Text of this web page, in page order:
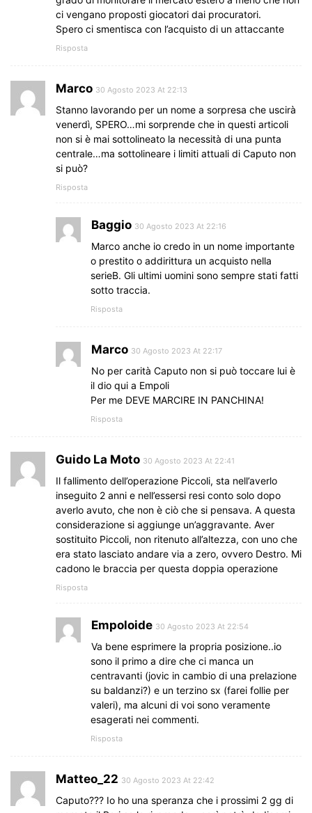
ci vengano proposti giocatori dai procuratori.
Spero ci smentisca con l’acquisto di un attaccante
Risposta
Marco 30 Agosto 2023 At 22:13
Stanno lavorando per un nome a sorpresa che uscirà
venerdì, SPERO…mi sorprende che in questi articoli
non si è mai sottolineato la necessità di una punta
centrale…ma sottolineare i limiti attuali di Caputo non
si può?
Risposta
Baggio 30 Agosto 2023 At 22:16
Marco anche io credo in un nome importante
o prestito o addirittura un acquisto nella
serieB. Gli ultimi uomini sono sempre stati fatti
sotto traccia.
Risposta
Marco 30 Agosto 2023 At 22:17
No per carità Caputo non si può toccare lui è
il dio qui a Empoli
Per me DEVE MARCIRE IN PANCHINA!
Risposta
Guido La Moto 30 Agosto 2023 At 22:41
Il fallimento dell’operazione Piccoli, sta nell’averlo
inseguito 2 anni e nell’essersi resi conto solo dopo
averlo avuto, che non è ciò che si pensava. A questa
considerazione si aggiunge un’aggravante. Aver
sostituito Piccoli, non ritenuto all’altezza, con uno che
era stato lasciato andare via a zero, ovvero Destro. Mi
cadono le braccia per questa doppia operazione
Risposta
Empoloide 30 Agosto 2023 At 22:54
Va bene esprimere la propria posizione..io
sono il primo a dire che ci manca un
centravanti (jovic in cambio di una prelazione
su baldanzi?) e un terzino sx (farei follie per
valeri), ma alcuni di voi sono veramente
esagerati nei commenti.
Risposta
Matteo_22 30 Agosto 2023 At 22:42
Caputo??? Io ho una speranza che i prossimi 2 gg di